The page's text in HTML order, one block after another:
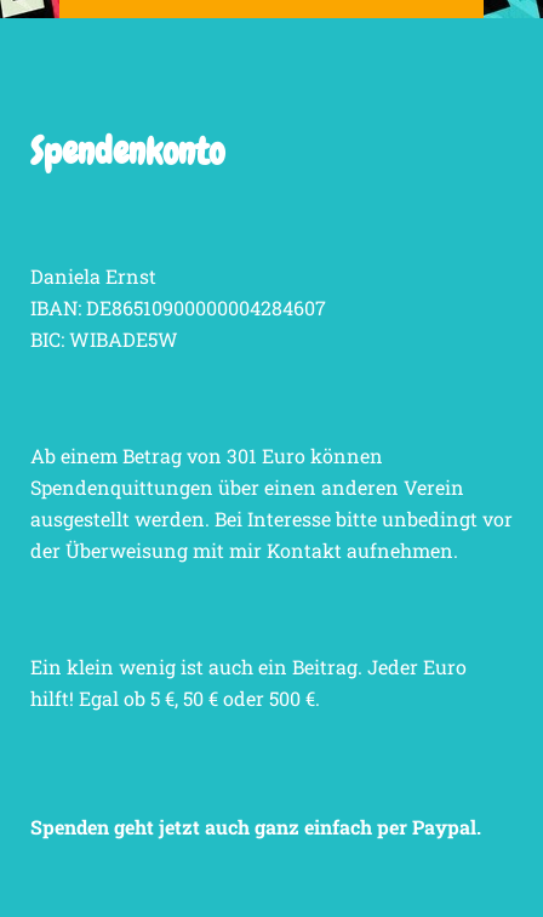
Spendenkonto
Daniela Ernst
IBAN: DE86510900000004284607
BIC: WIBADE5W
Ab einem Betrag von 301 Euro können
Spendenquittungen über einen anderen Verein
ausgestellt werden. Bei Interesse bitte unbedingt vor
der Überweisung mit mir Kontakt aufnehmen.
Ein klein wenig ist auch ein Beitrag. Jeder Euro
hilft! Egal ob 5 €, 50 € oder 500 €.
Spenden geht jetzt auch ganz einfach per Paypal.